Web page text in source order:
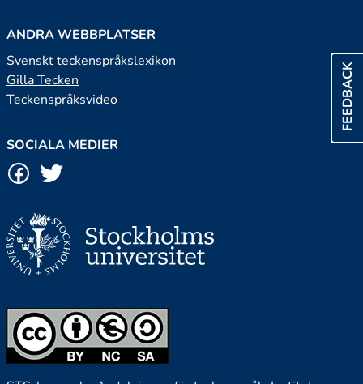
FEEDBACK
ANDRA WEBBPLATSER
Svenskt teckenspråkslexikon
Gilla Tecken
Teckenspråksvideo
SOCIALA MEDIER